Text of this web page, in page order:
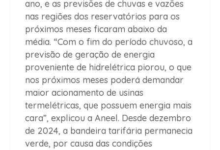
ano, e as previsões de chuvas e vazões
nas regiões dos reservatórios para os
próximos meses ficaram abaixo da
média. “Com o fim do período chuvoso, a
previsão de geração de energia
proveniente de hidrelétrica piorou, o que
nos próximos meses poderá demandar
maior acionamento de usinas
termelétricas, que possuem energia mais
cara”, explicou a Aneel. Desde dezembro
de 2024, a bandeira tarifária permanecia
verde, por causa das condições